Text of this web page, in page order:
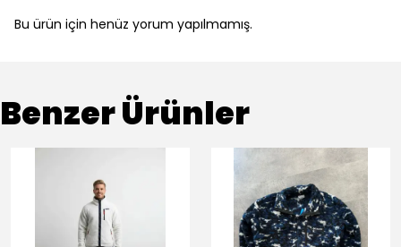
Bu ürün için henüz yorum yapılmamış.
Benzer Ürünler